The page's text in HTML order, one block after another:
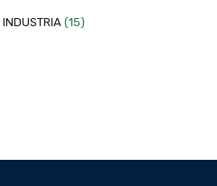
(15)